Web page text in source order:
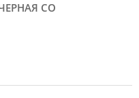
СО